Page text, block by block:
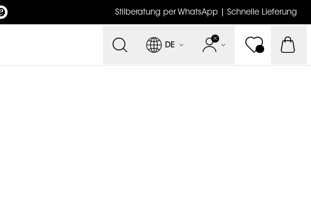
Stilberatung per WhatsApp | Schnelle Lieferung
DE